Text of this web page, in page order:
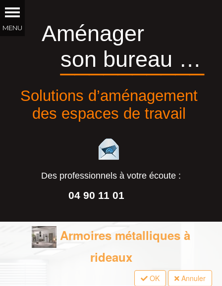
Aménager
son bureau …
Solutions d’aménagement
des espaces de travail
Des professionnels à votre écoute :
04 90 11 01
__________
Armoires métalliques à
rideaux
OK Annuler